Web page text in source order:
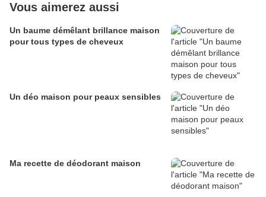
Vous aimerez aussi
Un baume démêlant brillance maison
pour tous types de cheveux
Un déo maison pour peaux sensibles
Ma recette de déodorant maison